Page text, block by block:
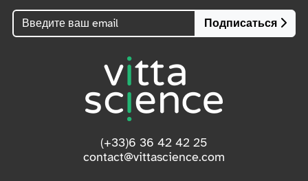
Подписаться
(+33)6 36 42 42 25
contact@vittascience.com